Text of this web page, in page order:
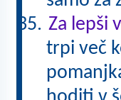
Za lepši
trpi več